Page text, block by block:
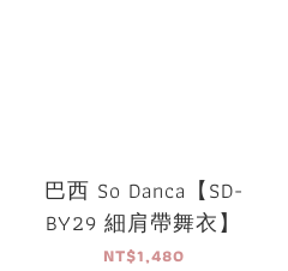
巴西 So Danca【SD-
BY29 細肩帶舞衣】
NT$1,480